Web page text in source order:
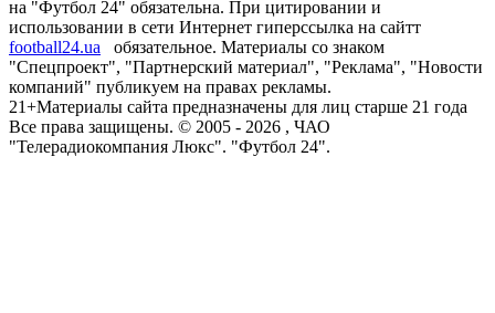
на "Футбол 24" обязательна. При цитировании и
использовании в сети Интернет гиперссылка на сайтт
football24.ua
обязательное. Материалы со знаком
"Спецпроект", "Партнерский материал", "Реклама", "Новости
компаний" публикуем на правах рекламы.
21+Материалы сайта предназначены для лиц старше 21 года
Все права защищены. © 2005 - 2026 , ЧАО
"Телерадиокомпания Люкс". "Футбол 24".